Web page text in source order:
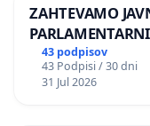
ZAHTEVAMO
ILEGALNI
43 podpisov
43 Podpisi / 30 dni
31 Jul 2026